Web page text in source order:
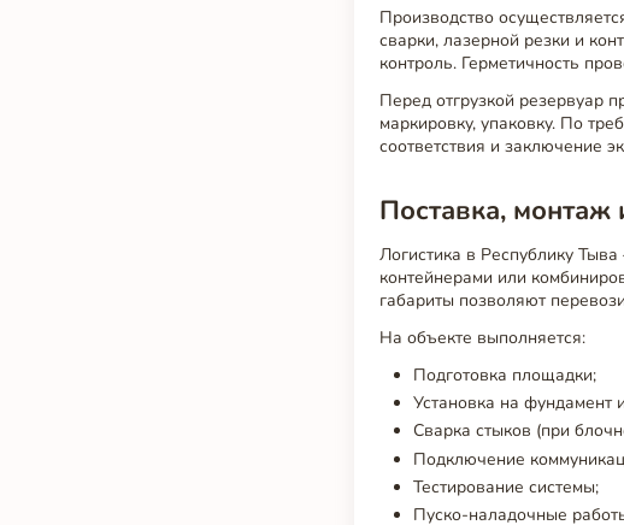
Производство
сварки, лазерной резки и
контроль. Герметичность
Перед отгрузкой резервуар
маркировку, упаковку. По
соответствия и заключение
Поставка, монтаж
Логистика в Республику
контейнерами или
габариты позволяют
На объекте выполняется:
Подготовка площадки;
Установка на фундамент
Сварка стыков (при
Подключение
Тестирование системы;
Пуско-наладочные